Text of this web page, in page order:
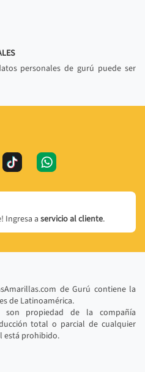
personales de gurú puede ser
Ingresa a servicio al cliente.
de Gurú contiene la
de Latinoamérica.
son propiedad de la compañía
total o parcial de cualquier
está prohibido.